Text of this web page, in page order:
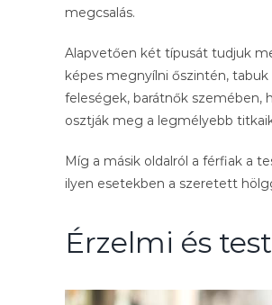
megcsalás.
Alapvetően két típusát tudjuk
képes megnyílni őszintén,
feleségek, barátnők szemében,
osztják meg a legmélyebb
Míg a másik oldalról a férfiak a
ilyen esetekben a szeretett
Érzelmi és